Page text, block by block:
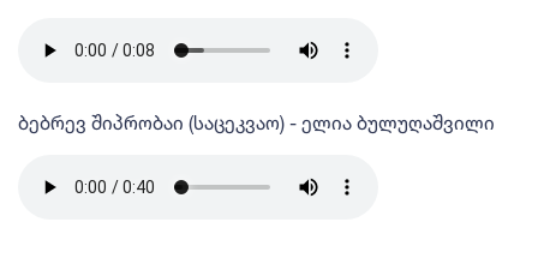
ბებრევ შიპრობაი (საცეკვაო) - ელია ბულუღაშვილი